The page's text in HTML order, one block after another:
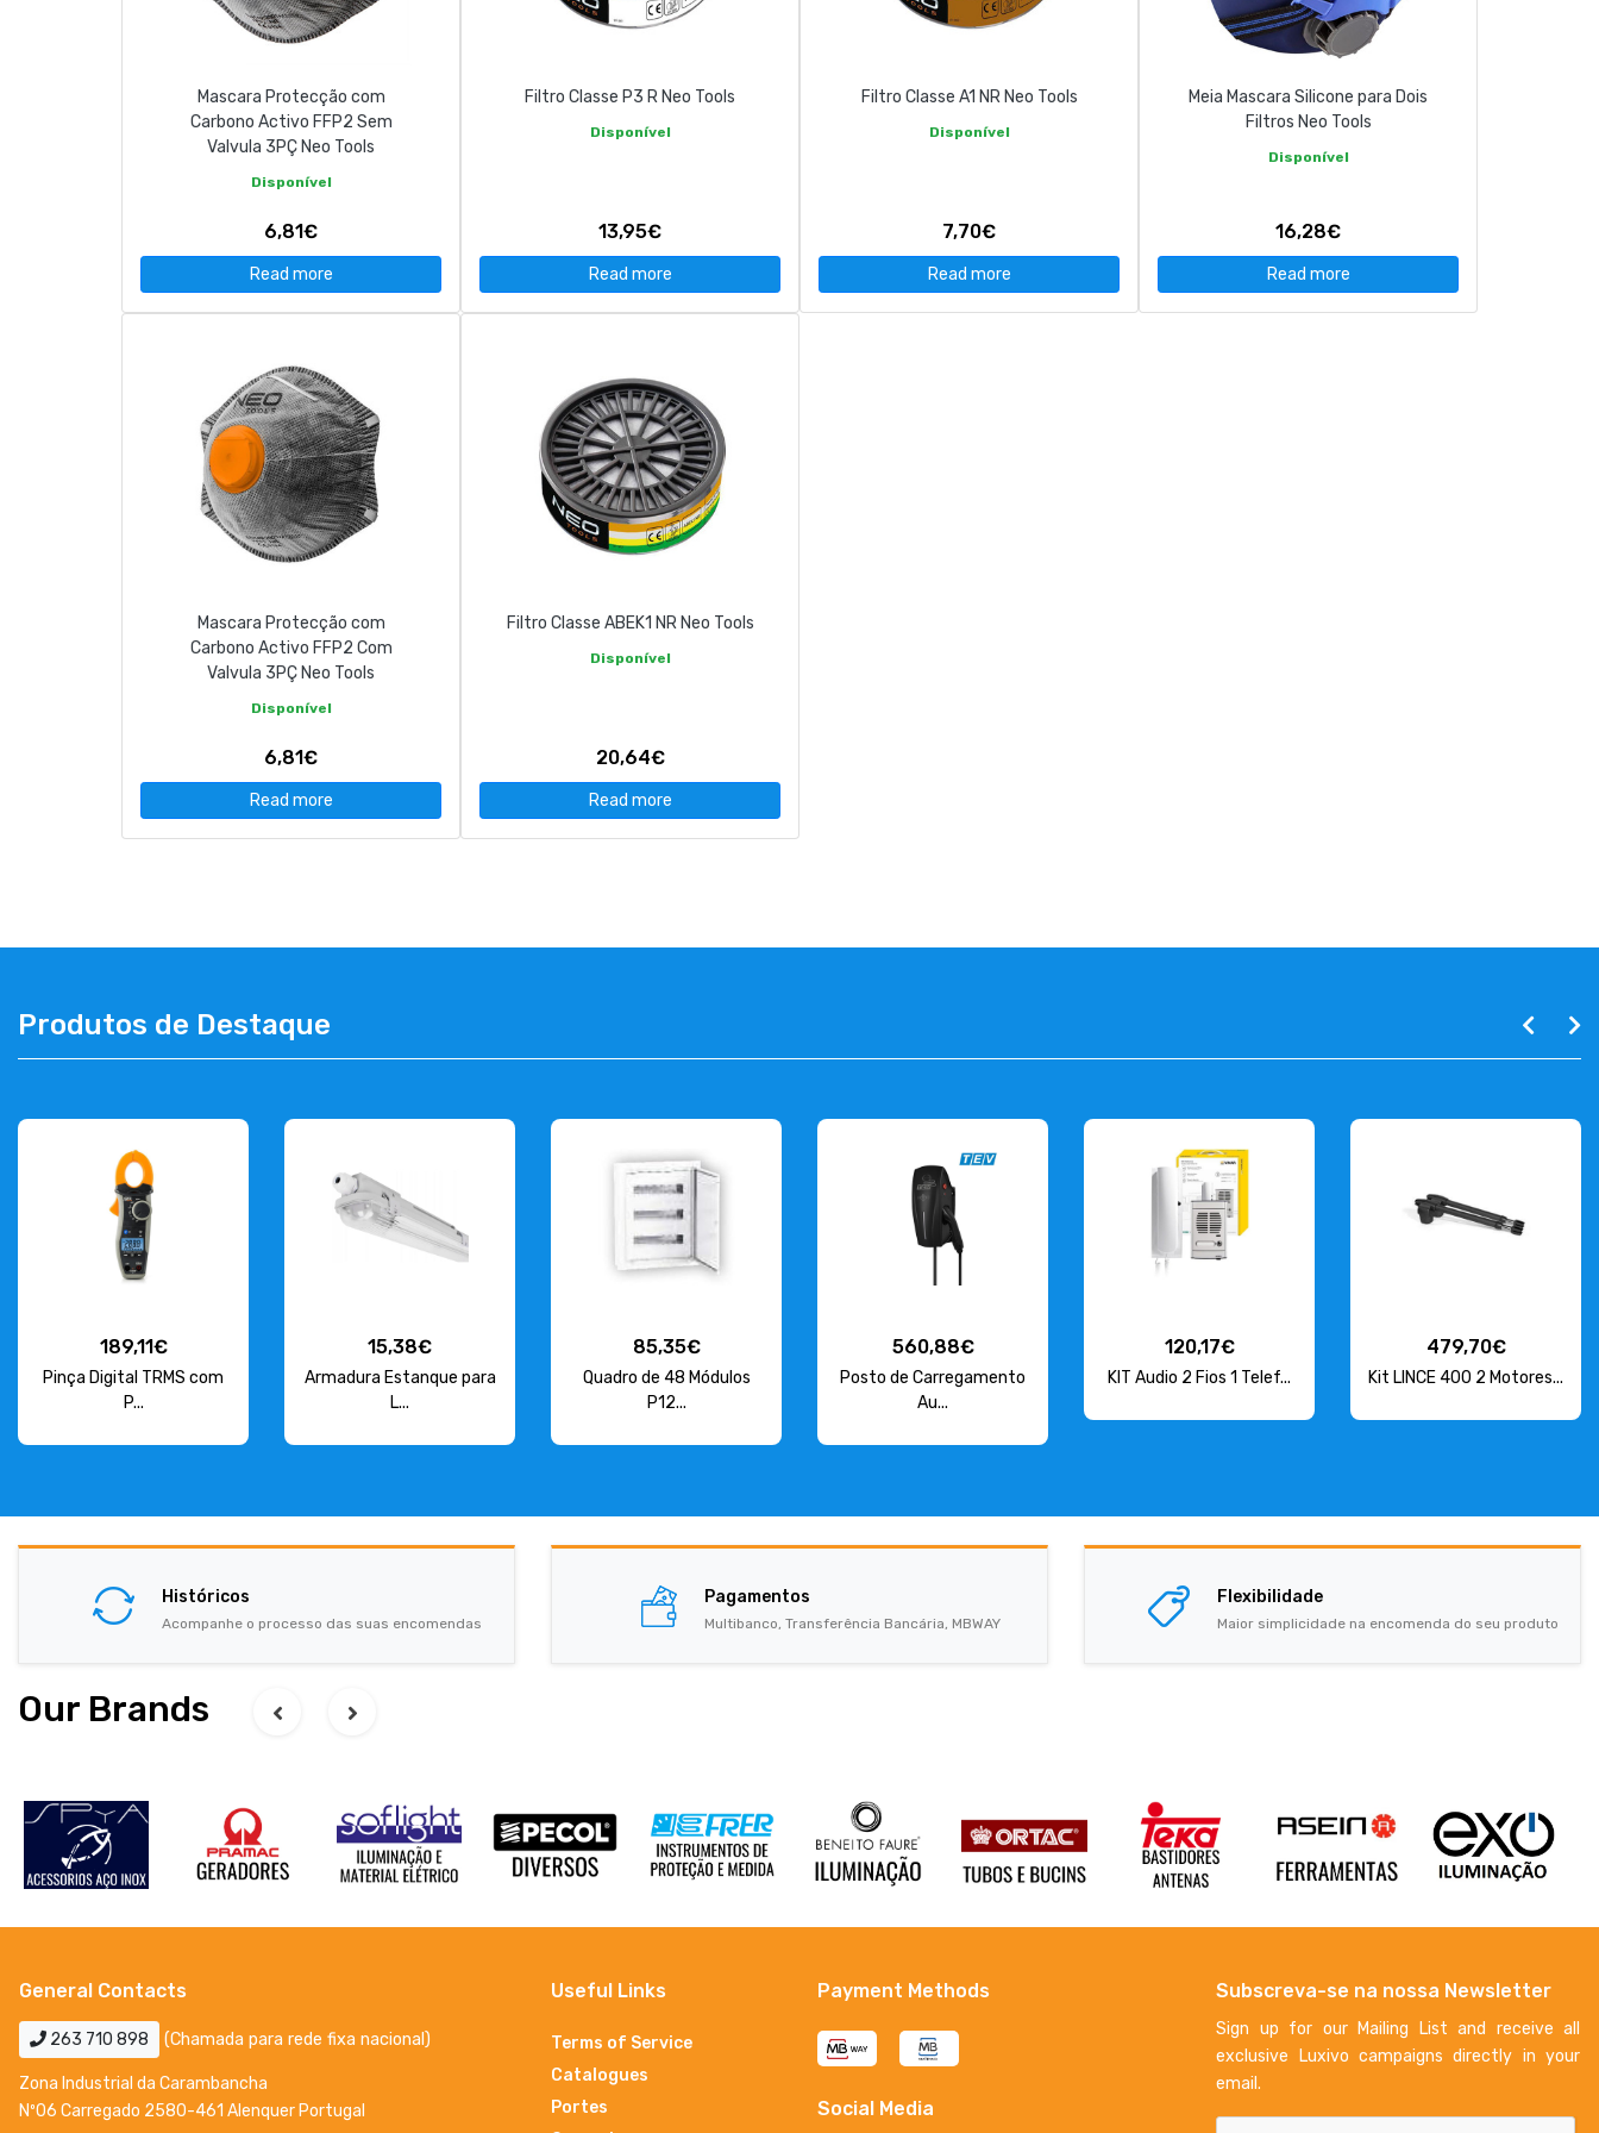
geral@luxivo.pt
Mascara Protecção com
Carbono Activo FFP2 Sem
Valvula 3PÇ Neo Tools
Disponível
6,81€
Read more
Filtro Classe P3 R Neo Tools
Disponível
13,95€
Read more
Filtro Classe A1 NR Neo Tools
Disponível
7,70€
Read more
Meia Mascara Silicone para Dois
Filtros Neo Tools
Disponível
16,28€
Read more
Mascara Protecção com
Carbono Activo FFP2 Com
Valvula 3PÇ Neo Tools
Disponível
6,81€
Read more
Filtro Classe ABEK1 NR Neo Tools
Disponível
20,64€
Read more
Produtos de Destaque
15,38€
Armadura Estanque para
L...
85,35€
Quadro de 48 Módulos
P12...
560,88€
Posto de Carregamento
Au...
120,17€
KIT Audio 2 Fios 1 Telef...
479,70€
Kit LINCE 400 2 Motores...
2,33€
Lampada de Led GU10
Históricos
Acompanhe o processo das suas encomendas
Pagamentos
Multibanco, Transferência Bancária, MBWAY
Flexibilidade
Maior simplicidade na encomenda do seu produto
Our Brands
General Contacts
263 710 898 (Chamada para rede fixa nacional)
Zona Industrial da Carambancha
Nº06 Carregado 2580-461 Alenquer Portugal
Useful Links
Terms of Service
Catalogues
Portes
Payment Methods
Social Media
Subscreva-se na nossa Newsletter
Sign up for our Mailing List and receive all
exclusive Luxivo campaigns directly in your
email.